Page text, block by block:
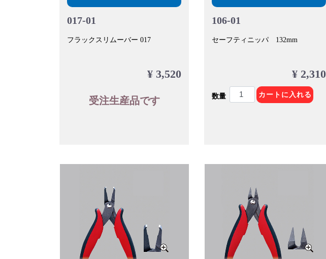
017-01
フラックスリムーバー 017
¥ 3,520
受注生産品です
106-01
セーフティニッパ 132mm
¥ 2,310
数量 カートに入れる